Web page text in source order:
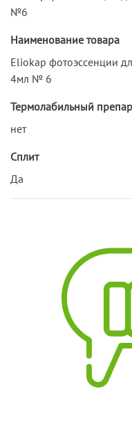
№6
Наименование товара
Eliokap фотоэссенции
4мл № 6
Термолабильный
нет
Сплит
Да